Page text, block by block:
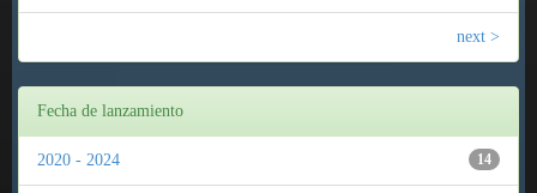
next >
Fecha de lanzamiento
14
2020 - 2024